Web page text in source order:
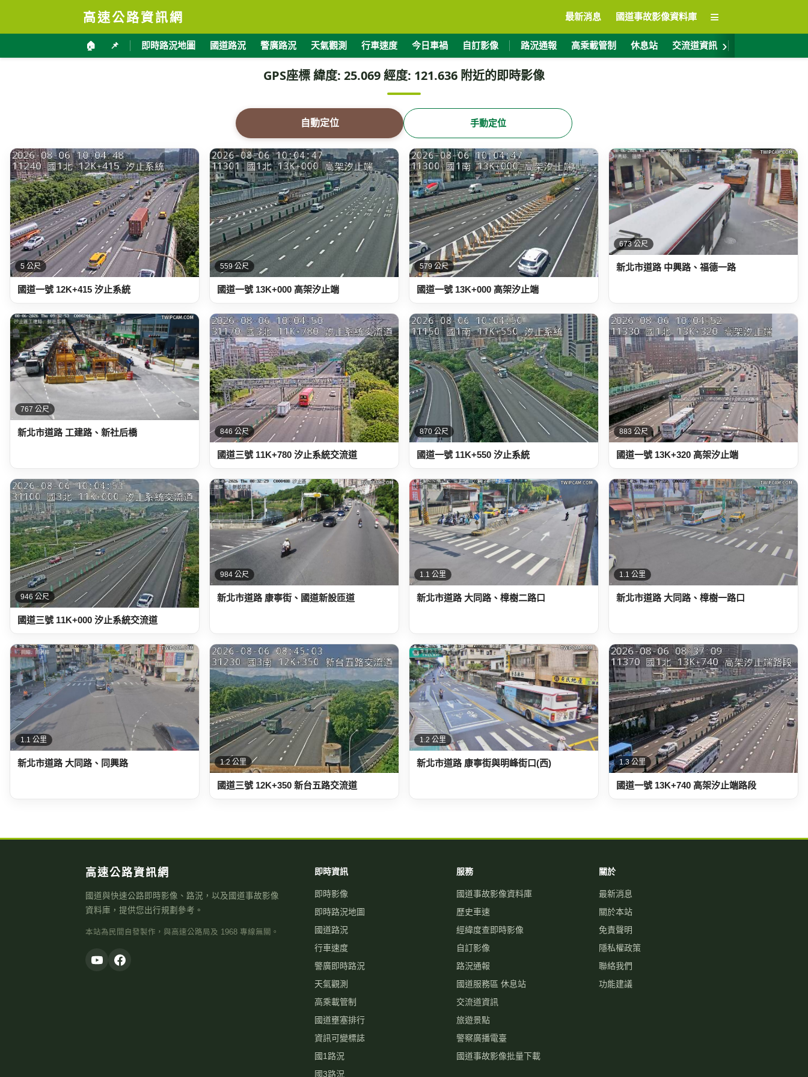
高速公路資訊網 最新消息 國道事故影像資料庫 ≡
🏠 📌 即時路況地圖 國道路況 警廣路況 天氣觀測 行車速度 今日車禍 自訂影像 路況通報 高乘載管制 休息站 交流道資訊 ›
GPS座標 緯度: 25.069 經度: 121.636 附近的即時影像
自動定位 手動定位
5 公尺
國道一號 12K+415 汐止系統
559 公尺
國道一號 13K+000 高架汐止端
579 公尺
國道一號 13K+000 高架汐止端
673 公尺
新北市道路 中興路、福德一路
767 公尺
新北市道路 工建路、新社后橋 846 公尺
國道三號 11K+780 汐止系統交流道
870 公尺
國道一號 11K+550 汐止系統
883 公尺
國道一號 13K+320 高架汐止端
946 公尺
國道三號 11K+000 汐止系統交流道
984 公尺
新北市道路 康寧街、國道新設匝道
1.1 公里
新北市道路 大同路、樟樹二路口
1.1 公里
新北市道路 大同路、樟樹一路口
1.1 公里
新北市道路 大同路、同興路 1.2 公里
國道三號 12K+350 新台五路交流道
1.2 公里
新北市道路 康寧街與明峰街口(西) 1.3 公里
國道一號 13K+740 高架汐止端路段
高速公路資訊網
國道與快速公路即時影像、路況，以及國道事故影像
資料庫，提供您出行規劃參考。
本站為民間自發製作，與高速公路局及 1968 專線無關。
即時資訊
即時影像
即時路況地圖
國道路況
行車速度
警廣即時路況
天氣觀測
高乘載管制
國道壅塞排行
資訊可變標誌
國1路況
國3路況
服務
國道事故影像資料庫
歷史車速
經緯度查即時影像
自訂影像
路況通報
國道服務區 休息站
交流道資訊
旅遊景點
警察廣播電臺
國道事故影像批量下載
關於
最新消息
關於本站
免責聲明
隱私權政策
聯絡我們
功能建議